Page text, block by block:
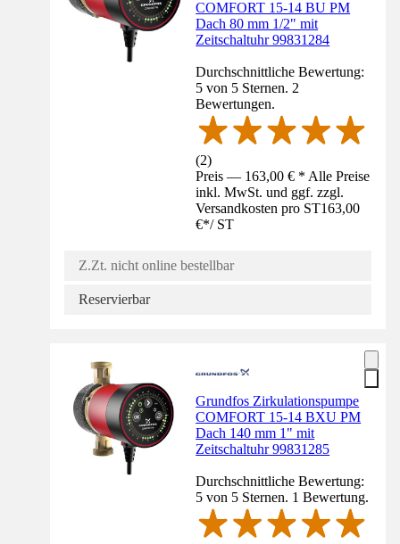
COMFORT 15-14 BU PM
Dach 80 mm 1/2" mit
Zeitschaltuhr 99831284
Durchschnittliche Bewertung:
5 von 5 Sternen. 2
Bewertungen.
(2)
Preis — 163,00 € * Alle Preise
inkl. MwSt. und ggf. zzgl.
Versandkosten pro ST163,00
€*/ ST
Z.Zt. nicht online bestellbar
Reservierbar
Grundfos Zirkulationspumpe
COMFORT 15-14 BXU PM
Dach 140 mm 1" mit
Zeitschaltuhr 99831285
Durchschnittliche Bewertung:
5 von 5 Sternen. 1 Bewertung.